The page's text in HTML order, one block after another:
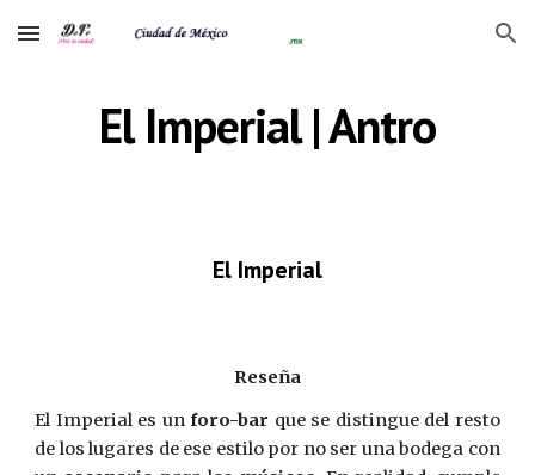
Skip to main content Skip to navigation
El Imperial | Antro
El Imperial
Reseña
El Imperial es unforo-bar que se distingue del resto
de los lugares de ese estilo por no ser una bodega con